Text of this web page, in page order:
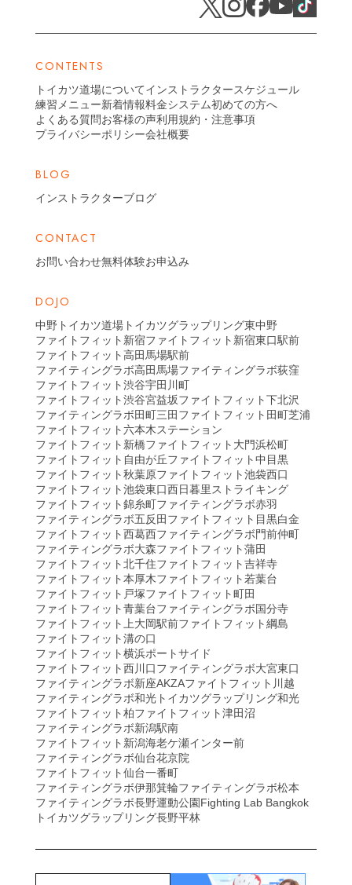
CONTENTS
トイカツ道場についてインストラクタースケジュール
練習メニュー新着情報料金システム初めての方へ
よくある質問お客様の声利用規約・注意事項
プライバシーポリシー会社概要
BLOG
インストラクターブログ
CONTACT
お問い合わせ無料体験お申込み
DOJO
中野トイカツ道場トイカツグラップリング東中野
ファイトフィット新宿ファイトフィット新宿東口駅前
ファイトフィット高田馬場駅前
ファイティングラボ高田馬場ファイティングラボ荻窪
ファイトフィット渋谷宇田川町
ファイトフィット渋谷宮益坂ファイトフィット下北沢
ファイティングラボ田町三田 ファイトフィット田町芝浦
ファイトフィット六本木ステーション
ファイトフィット新橋ファイトフィット大門浜松町
ファイトフィット自由が丘ファイトフィット中目黒
ファイトフィット秋葉原ファイトフィット池袋西口
ファイトフィット池袋東口西日暮里ストライキング
ファイトフィット錦糸町ファイティングラボ赤羽
ファイティングラボ五反田 ファイトフィット目黒白金
ファイトフィット西葛西ファイティングラボ門前仲町
ファイティングラボ大森ファイトフィット蒲田
ファイトフィット北千住ファイトフィット吉祥寺
ファイトフィット本厚木ファイトフィット若葉台
ファイトフィット戸塚ファイトフィット町田
ファイトフィット青葉台ファイティングラボ国分寺
ファイトフィット上大岡駅前ファイトフィット綱島
ファイトフィット溝の口
ファイトフィット横浜ポートサイド
ファイトフィット西川口ファイティングラボ大宮東口
ファイティングラボ新座AKZAファイトフィット川越
ファイティングラボ和光トイカツグラップリング和光
ファイトフィット柏ファイトフィット津田沼
ファイティングラボ新潟駅南
ファイトフィット新潟海老ケ瀬インター前
ファイティングラボ仙台花京院
ファイトフィット仙台一番町
ファイティングラボ伊那箕輪ファイティングラボ松本
ファイティングラボ長野運動公園Fighting Lab Bangkok
トイカツグラップリング長野平林